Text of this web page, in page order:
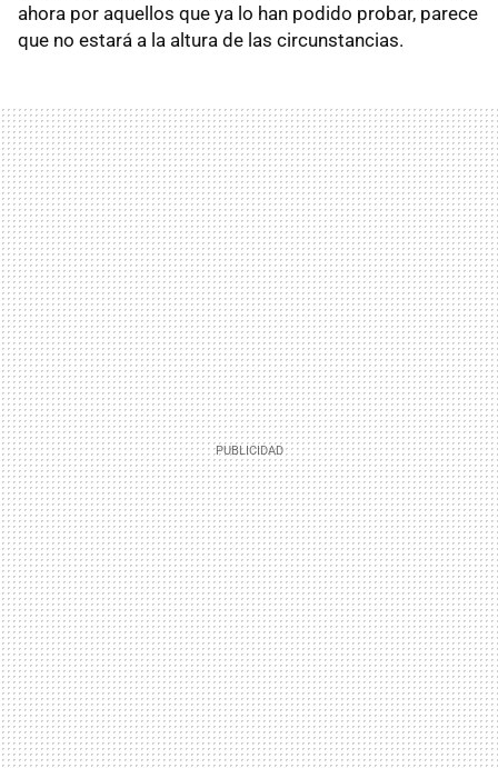
ahora por aquellos que ya lo han podido probar, parece
que no estará a la altura de las circunstancias.